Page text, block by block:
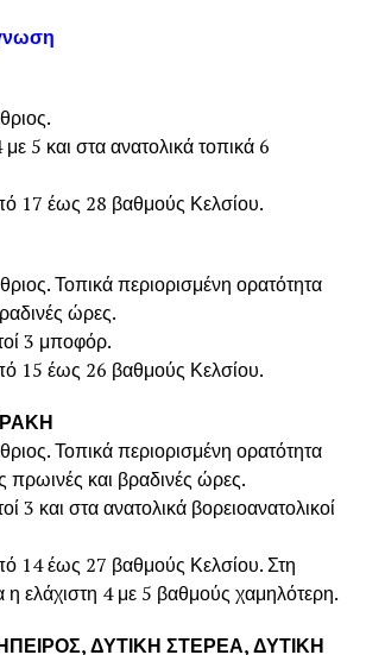
5 και στα ανατολικά τοπικά 6
17 έως 28 βαθμούς Κελσίου.
Τοπικά περιορισμένη ορατότητα
ώρες.
3 μποφόρ.
15 έως 26 βαθμούς Κελσίου.
Τοπικά περιορισμένη ορατότητα
πρωινές και βραδινές ώρες.
3 και στα ανατολικά βορειοανατολικοί
14 έως 27 βαθμούς Κελσίου. Στη
η ελάχιστη 4 με 5 βαθμούς χαμηλότερη.
ΔΥΤΙΚΗ ΣΤΕΡΕΑ, ΔΥΤΙΚΗ